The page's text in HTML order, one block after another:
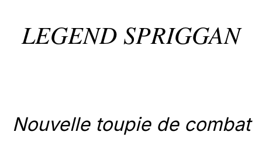
LEGEND SPRIGGAN
Nouvelle toupie de combat